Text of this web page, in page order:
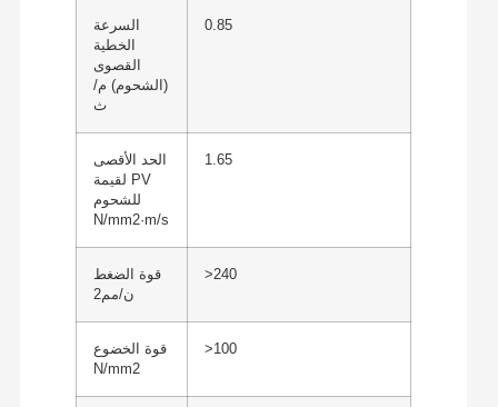
السرعة
الخطية
القصوى
(الشحوم) م/
ث
0.85
الحد الأقصى
لقيمة PV
للشحوم
N/mm2·m/s
1.65
قوة الضغط
ن/مم2
>240
قوة الخضوع
N/mm2
>100